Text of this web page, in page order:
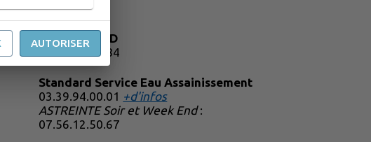
Standard CFD
03.81.49.88.84
Standard Service Eau Assainissement
03.39.94.00.01 +d'infos
ASTREINTE Soir et Week End:
07.56.12.50.67
AUTORISER